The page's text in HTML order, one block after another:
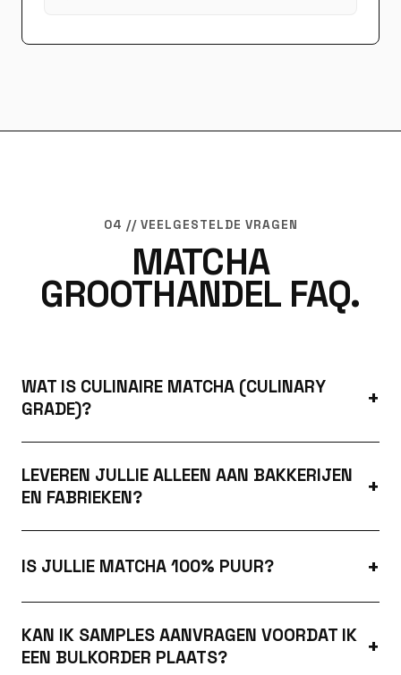
04 // VEELGESTELDE VRAGEN
MATCHA
GROOTHANDEL FAQ.
WAT IS CULINAIRE MATCHA (CULINARY
GRADE)?
LEVEREN JULLIE ALLEEN AAN BAKKERIJEN
EN FABRIEKEN?
IS JULLIE MATCHA 100% PUUR?
KAN IK SAMPLES AANVRAGEN VOORDAT IK
EEN BULKORDER PLAATS?